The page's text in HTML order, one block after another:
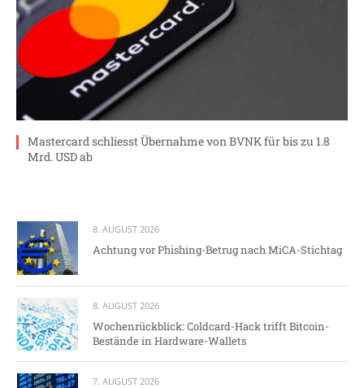
Mastercard schliesst Übernahme von BVNK für bis zu 1.8
Mrd. USD ab
8. AUGUST 2026
Achtung vor Phishing-Betrug nach MiCA-Stichtag
8. AUGUST 2026
Wochenrückblick: Coldcard-Hack trifft Bitcoin-
Bestände in Hardware-Wallets
7. AUGUST 2026